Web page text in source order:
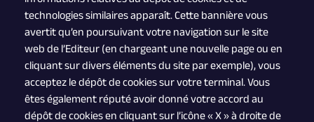
technologies similaires apparaît. Cette bannière vous
avertit qu’en poursuivant votre navigation sur le site
web de l’Editeur (en chargeant une nouvelle page ou en
cliquant sur divers éléments du site par exemple), vous
acceptez le dépôt de cookies sur votre terminal. Vous
êtes également réputé avoir donné votre accord au
dépôt de cookies en cliquant sur l’icône « X » à droite de